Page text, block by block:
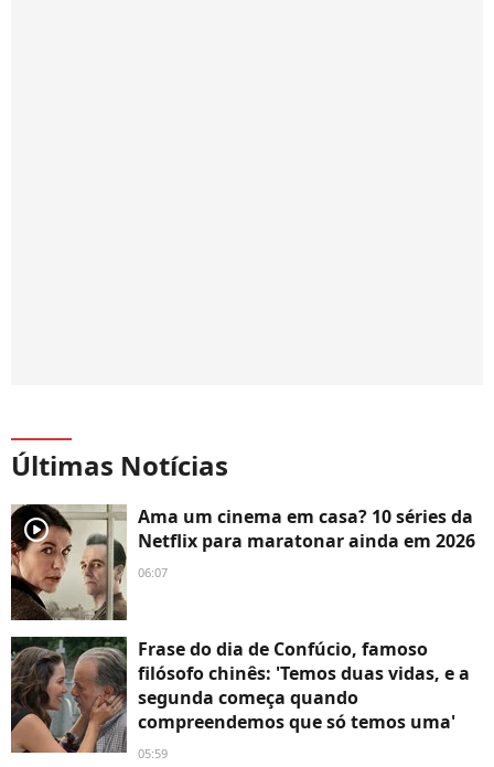
Últimas Notícias
player2
Ama um cinema em casa? 10 séries da
Netflix para maratonar ainda em 2026
06:07
Frase do dia de Confúcio, famoso
filósofo chinês: 'Temos duas vidas, e a
segunda começa quando
compreendemos que só temos uma'
05:59